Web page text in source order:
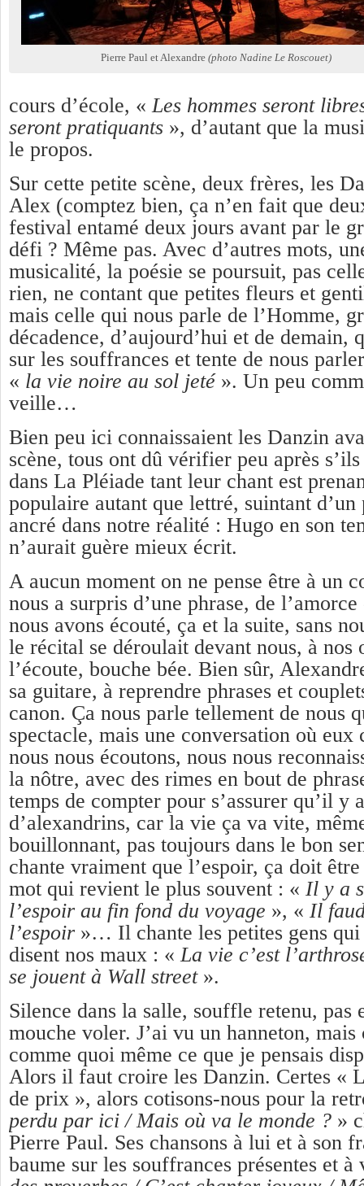
Pierre Paul et Alexandre (photo Nadine Le Roscouet)
cours d’école, « Les hommes seront
seront pratiquants », d’autant que la
le propos.
Sur cette petite scène, deux frères, les
Alex (comptez bien, ça n’en fait que
festival entamé deux jours avant par le
défi ? Même pas. Avec d’autres mots,
musicalité, la poésie se poursuit, pas
rien, ne contant que petites fleurs et
mais celle qui nous parle de l’Homme,
décadence, d’aujourd’hui et de demain,
sur les souffrances et tente de nous
« la vie noire au sol jeté». Un peu
veille…
Bien peu ici connaissaient les Danzin
scène, tous ont dû vérifier peu après
dans La Pléiade tant leur chant est
populaire autant que lettré, suintant d’un
ancré dans notre réalité : Hugo en son
n’aurait guère mieux écrit.
A aucun moment on ne pense être à un
nous a surpris d’une phrase, de l’amorce
nous avons écouté, ça et la suite, sans
le récital se déroulait devant nous, à nos
l’écoute, bouche bée. Bien sûr,
sa guitare, à reprendre phrases et
canon. Ça nous parle tellement de nous
spectacle, mais une conversation où eux
nous nous écoutons, nous nous
la nôtre, avec des rimes en bout de
temps de compter pour s’assurer qu’il y
d’alexandrins, car la vie ça va vite,
bouillonnant, pas toujours dans le bon
chante vraiment que l’espoir, ça doit
mot qui revient le plus souvent : « Il y a
l’espoir au fin fond du voyage », « Il
l’espoir »… Il chante les petites gens qui
disent nos maux : « La vie c’est
se jouent à Wall street ».
Silence dans la salle, souffle retenu, pas
mouche voler. J’ai vu un hanneton, mais
comme quoi même ce que je pensais
Alors il faut croire les Danzin. Certes «
de prix », alors cotisons-nous pour la
perdu par ici / Mais où va le monde ? »
Pierre Paul. Ses chansons à lui et à son
baume sur les souffrances présentes et